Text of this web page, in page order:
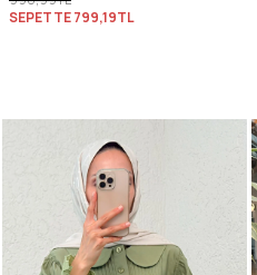
SEPETTE799,19TL